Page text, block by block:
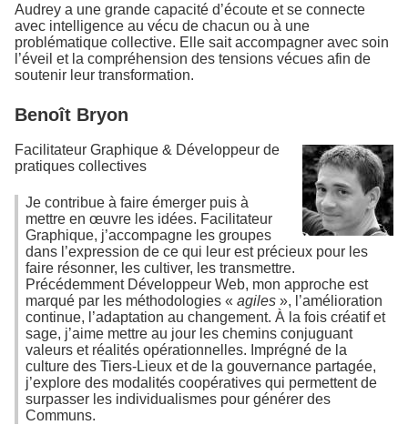
Audrey a une grande capacité d’écoute et se connecte
avec intelligence au vécu de chacun ou à une
problématique collective. Elle sait accompagner avec soin
l’éveil et la compréhension des tensions vécues afin de
soutenir leur transformation.
Benoît Bryon
Facilitateur Graphique & Développeur de
pratiques collectives
Je contribue à faire émerger puis à
mettre en œuvre les idées. Facilitateur
Graphique, j’accompagne les groupes
dans l’expression de ce qui leur est précieux pour les
faire résonner, les cultiver, les transmettre.
Précédemment Développeur Web, mon approche est
marqué par les méthodologies « agiles », l’amélioration
continue, l’adaptation au changement. À la fois créatif et
sage, j’aime mettre au jour les chemins conjuguant
valeurs et réalités opérationnelles. Imprégné de la
culture des Tiers-Lieux et de la gouvernance partagée,
j’explore des modalités coopératives qui permettent de
surpasser les individualismes pour générer des
Communs.